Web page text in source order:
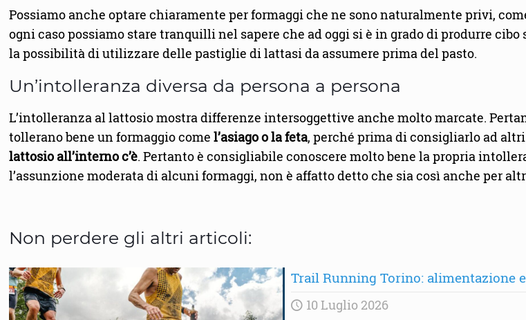
Possiamo anche optare chiaramente per formaggi che ne sono naturalmente privi,
ogni caso possiamo stare tranquilli nel sapere che ad oggi si è in grado di produrre
la possibilità di utilizzare delle pastiglie di lattasi da assumere prima del pasto.
Un’intolleranza diversa da persona a persona
L’intolleranza al lattosio mostra differenze intersoggettive anche molto marcate.
tollerano bene un formaggio comel’asiago o la feta, perché prima di consigliarlo ad
lattosio all’interno c’è. Pertanto è consigliabile conoscere molto bene la propria
l’assunzione moderata di alcuni formaggi, non è affatto detto che sia così anche per
Non perdere gli altri articoli:
Trail Running Torino: alimentazione
10 Luglio 2026